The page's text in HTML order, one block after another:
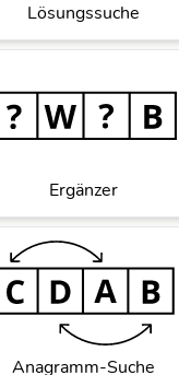
Lösungssuche
Ergänzer
Anagramm-Suche